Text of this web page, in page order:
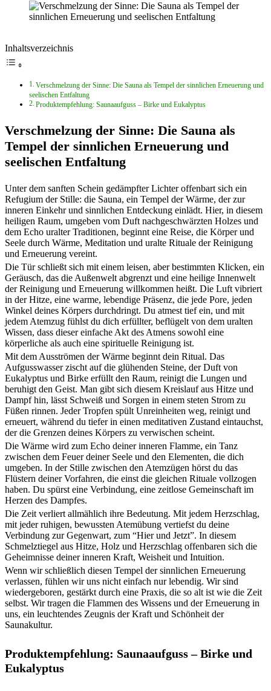
Inhaltsverzeichnis
Verschmelzung der Sinne: Die Sauna als Tempel der sinnlichen Erneuerung und
seelischen Entfaltung
Produktempfehlung: Saunaaufguss – Birke und Eukalyptus
Verschmelzung der Sinne: Die Sauna als
Tempel der sinnlichen Erneuerung und
seelischen Entfaltung
Unter dem sanften Schein gedämpfter Lichter offenbart sich ein
Refugium der Stille: die Sauna, ein Tempel der Wärme, der zur
inneren Einkehr und sinnlichen Entdeckung einlädt. Hier, in diesem
heiligen Raum, umgeben vom Duft nachgeschwärzten Holzes und
dem Echo uralter Traditionen, beginnt eine Reise, die Körper und
Seele durch Wärme, Meditation und uralte Rituale der Reinigung
und Erneuerung vereint.
Die Tür schließt sich mit einem leisen, aber bestimmten Klicken, ein
Geräusch, das die Außenwelt abgrenzt und eine heilige Innenwelt
der Reinigung und Erneuerung willkommen heißt. Die Luft vibriert
in der Hitze, eine warme, lebendige Präsenz, die jede Pore, jeden
Winkel deines Körpers durchdringt. Du atmest tief ein, und mit
jedem Atemzug fühlst du dich erfüllter, beflügelt von dem uralten
Wissen, dass dieser einfache Akt des Atmens sowohl eine
körperliche als auch eine spirituelle Reinigung ist.
Mit dem Ausströmen der Wärme beginnt dein Ritual. Das
Aufgusswasser zischt auf die glühenden Steine, der Duft von
Eukalyptus und Birke erfüllt den Raum, reinigt die Lungen und
beruhigt den Geist. Man gibt sich diesem Kreislauf aus Hitze und
Dampf hin, lässt Schweiß und Sorgen in einem steten Strom zu
Füßen rinnen. Jeder Tropfen spült Unreinheiten weg, reinigt und
erneuert, während du tiefer in einen meditativen Zustand eintauchst,
der die Grenzen deines Körpers zu verwischen scheint.
Die Wärme wird zum Echo deiner inneren Flamme, ein Tanz
zwischen dem Feuer deiner Seele und den Elementen, die dich
umgeben. In der Stille zwischen den Atemzügen hörst du das
Flüstern deiner Vorfahren, die einst die gleichen Rituale vollzogen
haben. Du spürst eine Verbindung, eine zeitlose Gemeinschaft im
Herzen des Dampfes.
Die Zeit verliert allmählich ihre Bedeutung. Mit jedem Herzschlag,
mit jeder ruhigen, bewussten Atemübung vertiefst du deine
Verbindung zur Gegenwart, zum “Hier und Jetzt”. In diesem
Schmelztiegel aus Hitze, Holz und Herzschlag offenbaren sich die
Geheimnisse deiner inneren Kraft, Weisheit und Intuition.
Wenn wir schließlich diesen Tempel der sinnlichen Erneuerung
verlassen, fühlen wir uns nicht einfach nur lebendig. Wir sind
wiedergeboren, gestärkt durch eine Praxis, die so alt ist wie die Zeit
selbst. Wir tragen die Flammen des Wissens und der Erneuerung in
uns, ein leuchtendes Zeugnis der Kraft und Schönheit der
Saunakultur.
Produktempfehlung: Saunaaufguss – Birke und
Eukalyptus